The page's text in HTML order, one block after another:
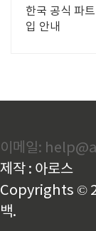
한국 공식 파
입 안내
이메일:
제작 : 아로스
Copyrights ©
백.